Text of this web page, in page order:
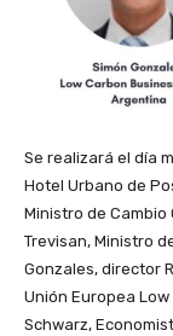
Se realizará el día
Hotel Urbano de
Ministro de Cambio
Trevisan, Ministro
Gonzales, director
Unión Europea
Schwarz,